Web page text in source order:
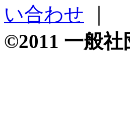
い合わせ
©2011 一般